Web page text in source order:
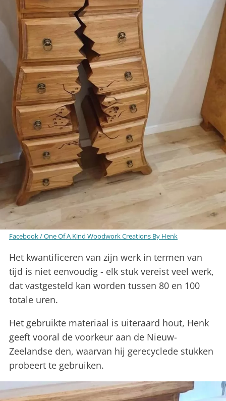
Facebook / One Of A Kind Woodwork Creations By Henk
Het kwantificeren van zijn werk in termen van
tijd is niet eenvoudig - elk stuk vereist veel werk,
dat vastgesteld kan worden tussen 80 en 100
totale uren.
Het gebruikte materiaal is uiteraard hout, Henk
geeft vooral de voorkeur aan de Nieuw-
Zeelandse den, waarvan hij gerecyclede stukken
probeert te gebruiken.